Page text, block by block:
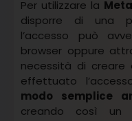
Per utilizzare la
disporre di una
l’accesso può
browser oppure
necessità di creare
effettuato
modo semplice
creando così un